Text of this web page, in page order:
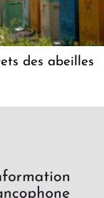
des abeilles